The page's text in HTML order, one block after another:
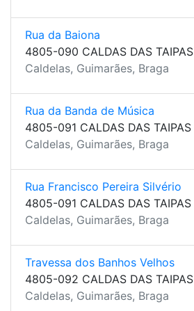
Rua da Baiona
4805-090 CALDAS DAS TAIPAS
Caldelas, Guimarães, Braga
Rua da Banda de Música
4805-091 CALDAS DAS TAIPAS
Caldelas, Guimarães, Braga
Rua Francisco Pereira Silvério
4805-091 CALDAS DAS TAIPAS
Caldelas, Guimarães, Braga
Travessa dos Banhos Velhos
4805-092 CALDAS DAS TAIPAS
Caldelas, Guimarães, Braga